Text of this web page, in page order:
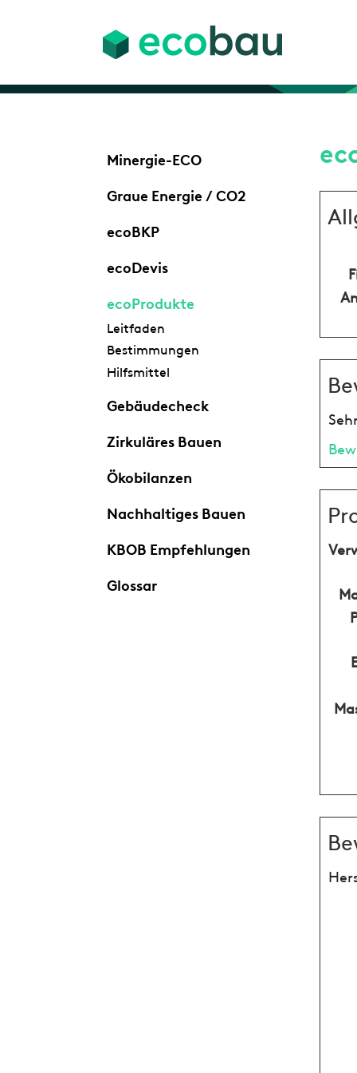
Minergie-ECO
Graue Energie / CO2
ecoBKP
ecoDevis
ecoProdukte
Leitfaden
Bestimmungen
Hilfsmittel
Gebäudecheck
Zirkuläres Bauen
Ökobilanzen
Nachhaltiges Bauen
KBOB Empfehlungen
Glossar